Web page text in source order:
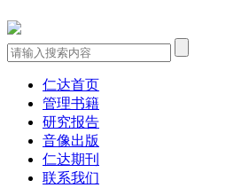
仁达首页
管理书籍
研究报告
音像出版
仁达期刊
联系我们